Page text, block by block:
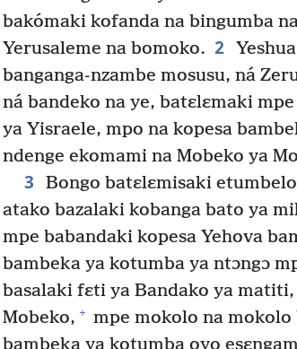
bakómaki kofanda na bingumba
Yerusaleme na bomoko. 2 Yeshua
banganga-nzambe mosusu, ná
ná bandeko na ye, batɛlɛmaki
ya Yisraele, mpo na kopesa
ndenge ekomami na Mobeko ya
3
Bongo batɛlɛmisaki
atako bazalaki kobanga bato ya
mpe babandaki kopesa Yehova
bambeka ya kotumba ya ntɔngɔ
basalaki fɛti ya Bandako ya matiti,
Mobeko, + mpe mokolo na mokolo
bambeka ya kotumba oyo